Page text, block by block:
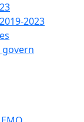
2023
govern